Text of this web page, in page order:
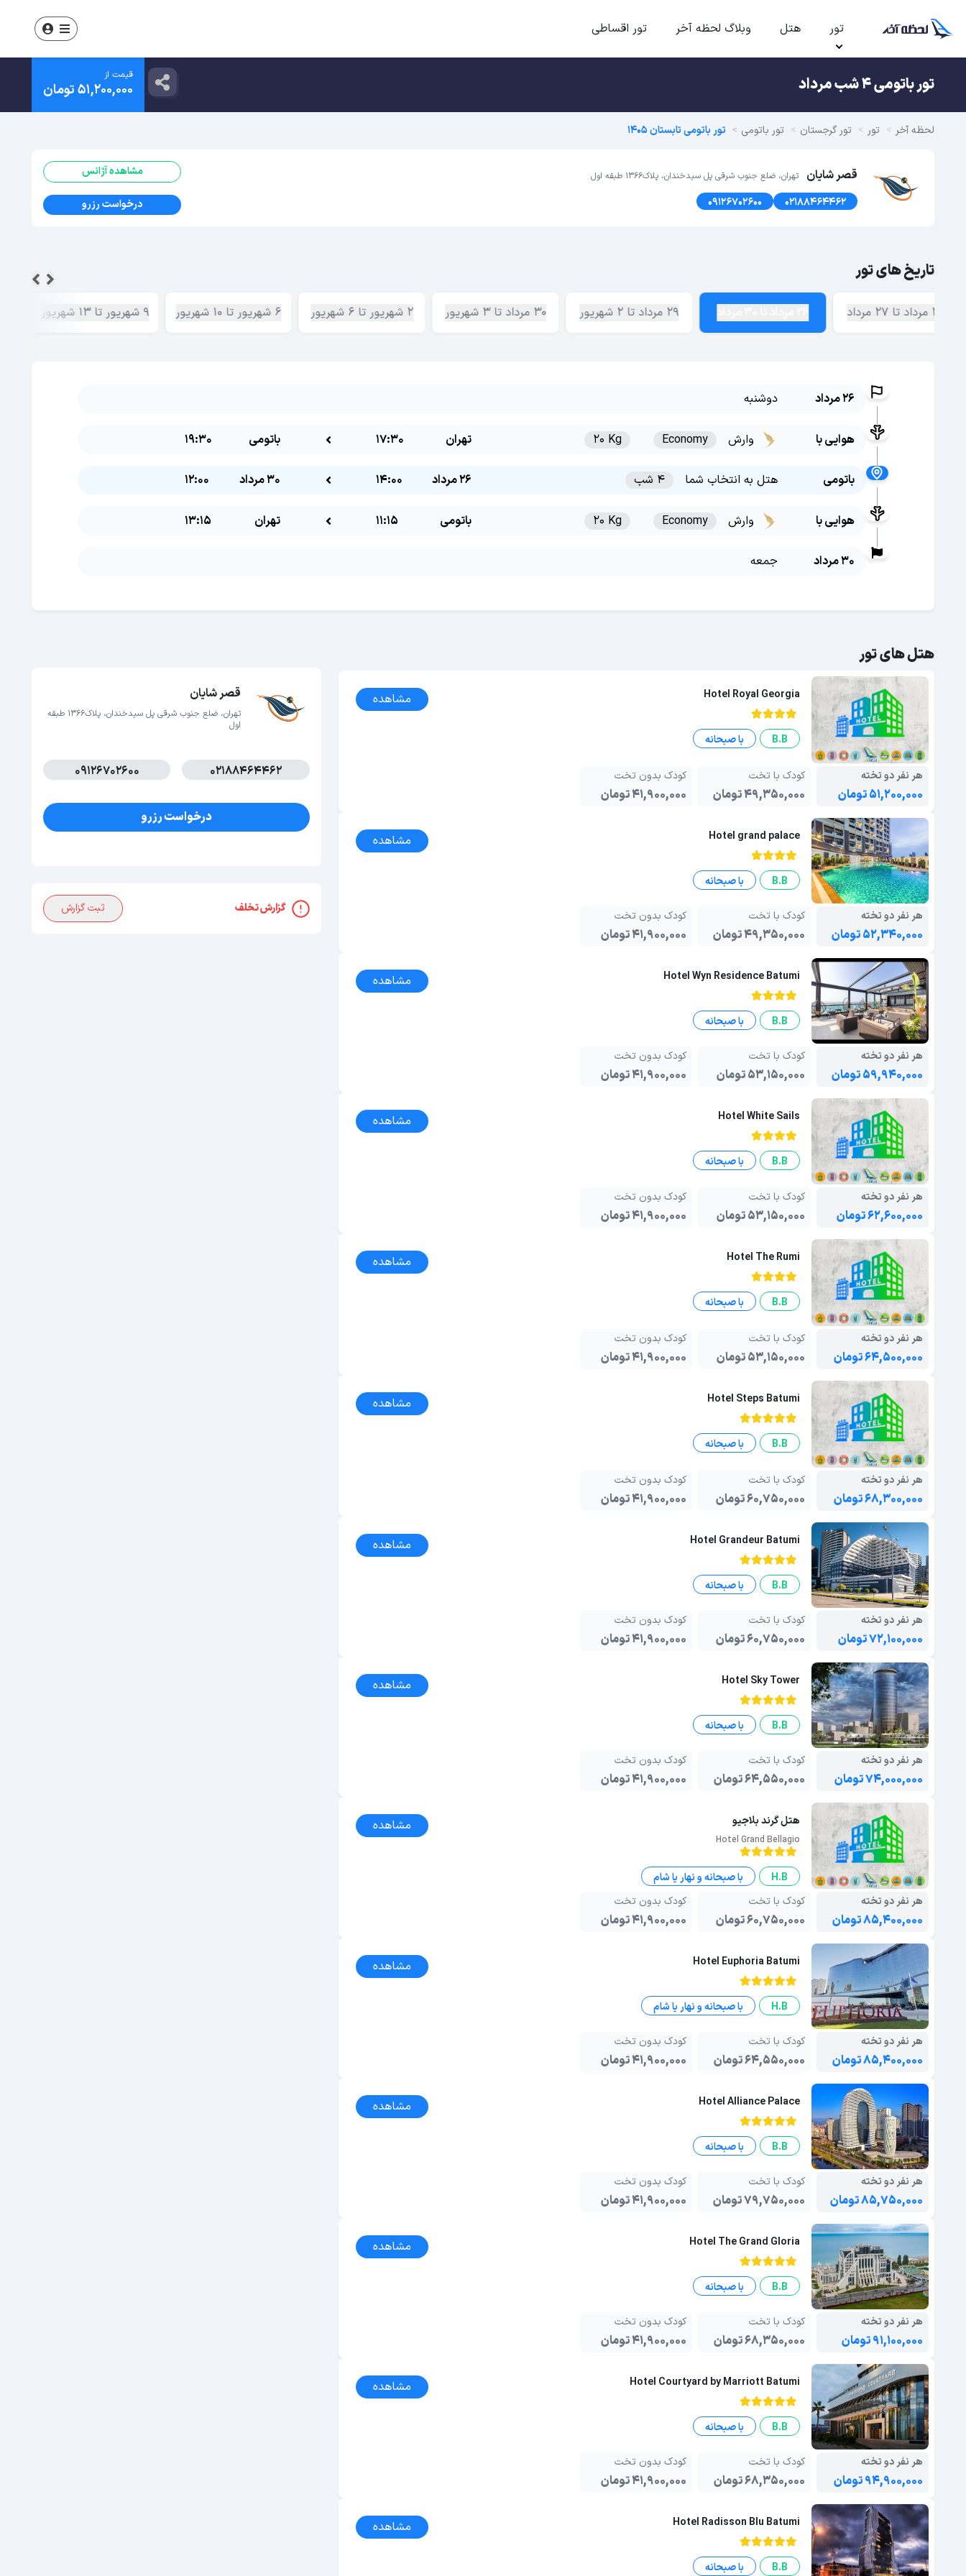
تور هتل وبلاگ لحظه آخر تور اقساطی
تور باتومی 4 شب مرداد قیمت از
۵۱,۲۰۰,۰۰۰ تومان
لحظه آخر تور تور گرجستان تور باتومی تور باتومی تابستان 1405
قصر شایان تهران، ضلع جنوب شرقی پل سیدخندان، پلاک1366 طبقه اول
02188464462
09126702600
مشاهده آژانس
درخواست رزرو
تاریخ های تور
23 مرداد تا 27 مرداد 29 مرداد تا 2 شهریور 30 مرداد تا 3 شهریور 2 شهریور تا 6 شهریور 6 شهریور تا 10 شهریور 9 شهریور تا 13 شهریور
26 مرداد دوشنبه
هوایی با وارش Economy
20 Kg تهران 17:30 باتومی 19:30
باتومی هتل به انتخاب شما 4 شب 26 مرداد 14:00 30 مرداد 12:00
هوایی با وارش Economy
20 Kg باتومی 11:15 تهران 13:15
30 مرداد جمعه
هتل های تور
Hotel Royal Georgia مشاهده
B.B با صبحانه
هر نفر دو تخته
۵۱,۲۰۰,۰۰۰ تومان
کودک با تخت
۴۹,۳۵۰,۰۰۰ تومان
کودک بدون تخت
۴۱,۹۰۰,۰۰۰ تومان
Hotel grand palace مشاهده
B.B با صبحانه
هر نفر دو تخته
۵۲,۳۴۰,۰۰۰ تومان
کودک با تخت
۴۹,۳۵۰,۰۰۰ تومان
کودک بدون تخت
۴۱,۹۰۰,۰۰۰ تومان
Hotel Wyn Residence Batumi مشاهده
B.B با صبحانه
هر نفر دو تخته
۵۹,۹۴۰,۰۰۰ تومان
کودک با تخت
۵۳,۱۵۰,۰۰۰ تومان
کودک بدون تخت
۴۱,۹۰۰,۰۰۰ تومان
Hotel White Sails مشاهده
B.B با صبحانه
هر نفر دو تخته
۶۲,۶۰۰,۰۰۰ تومان
کودک با تخت
۵۳,۱۵۰,۰۰۰ تومان
کودک بدون تخت
۴۱,۹۰۰,۰۰۰ تومان
Hotel The Rumi مشاهده
B.B با صبحانه
هر نفر دو تخته
۶۴,۵۰۰,۰۰۰ تومان
کودک با تخت
۵۳,۱۵۰,۰۰۰ تومان
کودک بدون تخت
۴۱,۹۰۰,۰۰۰ تومان
Hotel Steps Batumi مشاهده
B.B با صبحانه
هر نفر دو تخته
۶۸,۳۰۰,۰۰۰ تومان
کودک با تخت
۶۰,۷۵۰,۰۰۰ تومان
کودک بدون تخت
۴۱,۹۰۰,۰۰۰ تومان
Hotel Grandeur Batumi مشاهده
B.B با صبحانه
هر نفر دو تخته
۷۲,۱۰۰,۰۰۰ تومان
کودک با تخت
۶۰,۷۵۰,۰۰۰ تومان
کودک بدون تخت
۴۱,۹۰۰,۰۰۰ تومان
Hotel Sky Tower مشاهده
B.B با صبحانه
هر نفر دو تخته
۷۴,۰۰۰,۰۰۰ تومان
کودک با تخت
۶۴,۵۵۰,۰۰۰ تومان
کودک بدون تخت
۴۱,۹۰۰,۰۰۰ تومان
هتل گرند بلاجیو
Hotel Grand Bellagio
مشاهده
H.B
با صبحانه و نهار یا شام
هر نفر دو تخته
۸۵,۴۰۰,۰۰۰ تومان
کودک با تخت
۶۰,۷۵۰,۰۰۰ تومان
کودک بدون تخت
۴۱,۹۰۰,۰۰۰ تومان
Hotel Euphoria Batumi مشاهده
H.B با صبحانه و نهار یا شام
هر نفر دو تخته
۸۵,۴۰۰,۰۰۰ تومان
کودک با تخت
۶۴,۵۵۰,۰۰۰ تومان
کودک بدون تخت
۴۱,۹۰۰,۰۰۰ تومان
Hotel Alliance Palace مشاهده
B.B با صبحانه
هر نفر دو تخته
۸۵,۷۵۰,۰۰۰ تومان
کودک با تخت
۷۹,۷۵۰,۰۰۰ تومان
کودک بدون تخت
۴۱,۹۰۰,۰۰۰ تومان
Hotel The Grand Gloria مشاهده
B.B با صبحانه
هر نفر دو تخته
۹۱,۱۰۰,۰۰۰ تومان
کودک با تخت
۶۸,۳۵۰,۰۰۰ تومان
کودک بدون تخت
۴۱,۹۰۰,۰۰۰ تومان
Hotel Courtyard by Marriott Batumi مشاهده
B.B با صبحانه
هر نفر دو تخته
۹۴,۹۰۰,۰۰۰ تومان
کودک با تخت
۶۸,۳۵۰,۰۰۰ تومان
کودک بدون تخت
۴۱,۹۰۰,۰۰۰ تومان
Hotel Radisson Blu Batumi مشاهده
B.B با صبحانه
قصر شایان
تهران، ضلع جنوب شرقی پل سیدخندان، پلاک1366 طبقه
اول
02188464462
09126702600
درخواست رزرو
گزارش تخلف ثبت گزارش